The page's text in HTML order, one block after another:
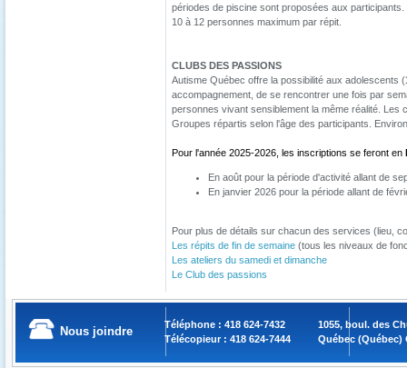
périodes de piscine sont proposées aux
10 à 12 personnes maximum par répit.
CLUBS DES PASSIONS
Autisme Québec offre la possibilité aux adolescents (
accompagnement, de se rencontrer une fois par
personnes vivant sensiblement la même réalité. Les
Groupes répartis selon l'âge des participants.
Pour l'année 2025-2026, les inscriptions se feront en
En août pour la période d'activité allant de
En janvier 2026 pour la période allant de
Pour plus de détails sur chacun des services (lieu,
Les répits de fin de semaine (tous les niveaux de
Les ateliers du samedi et dimanche
Le Club des passions
Nous joindre
Téléphone : 418 624-7432
Télécopieur : 418 624-7444
1055, boul. des
Québec (Québec)